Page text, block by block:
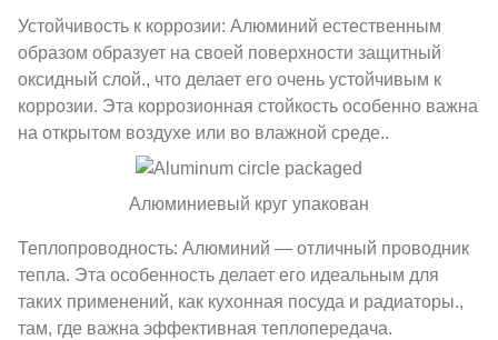
Устойчивость к коррозии: Алюминий естественным
образом образует на своей поверхности защитный
оксидный слой., что делает его очень устойчивым к
коррозии. Эта коррозионная стойкость особенно важна
на открытом воздухе или во влажной среде..
Алюминиевый круг упакован
Теплопроводность: Алюминий — отличный проводник
тепла. Эта особенность делает его идеальным для
таких применений, как кухонная посуда и радиаторы.,
там, где важна эффективная теплопередача.